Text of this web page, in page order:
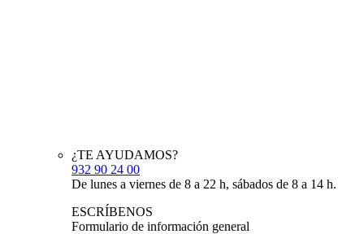
¿TE AYUDAMOS?
932 90 24 00
De lunes a viernes de 8 a 22 h, sábados de 8 a 14 h.
ESCRÍBENOS
Formulario de información general